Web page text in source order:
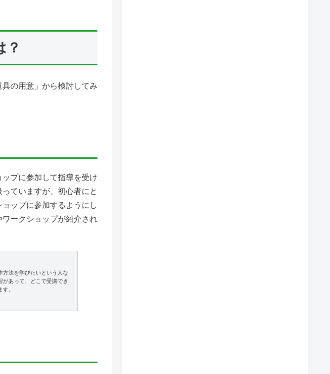
？
の用意」から検討してみ
プに参加して指導を受け
ていますが、初心者にと
ップに参加するようにし
ークショップが紹介され
方法を学びたいという人な
があって、どこで受講でき
。